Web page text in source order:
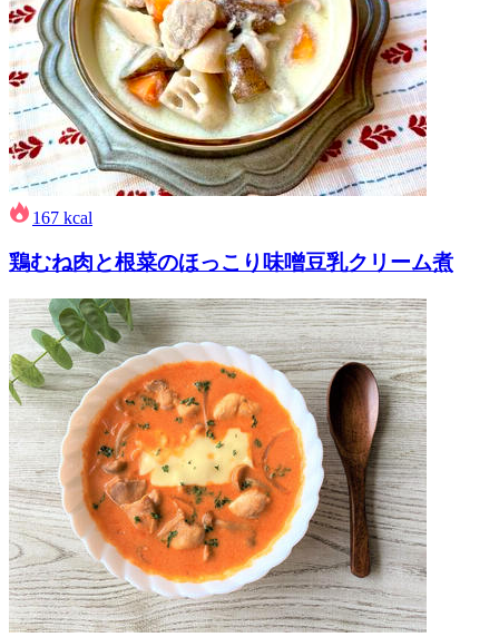
167 kcal
鶏むね肉と根菜のほっこり味噌豆乳クリーム煮